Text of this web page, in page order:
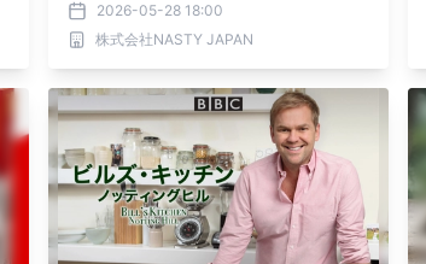
2026-05-28 18:00
株式会社NASTY JAPAN